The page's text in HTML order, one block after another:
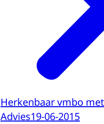
Herkenbaar vmbo
Advies19-06-2015